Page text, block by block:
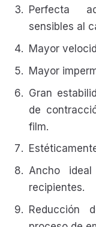
Perfecta
sensibles al
Mayor
Mayor
Gran
de
film.
Ancho
recipientes.
Reducción